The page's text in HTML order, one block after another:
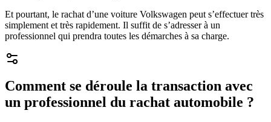
Et pourtant, le rachat d’une voiture Volkswagen peut s’effectuer très
simplement et très rapidement. Il suffit de s’adresser à un
professionnel qui prendra toutes les démarches à sa charge.
Comment se déroule la transaction avec
un professionnel du rachat automobile ?